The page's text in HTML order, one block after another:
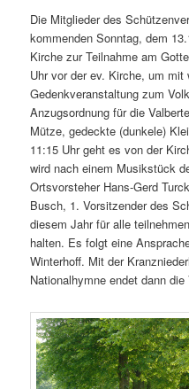
Die Mitglieder des
kommenden Sonntag, dem
Kirche zur Teilnahme am
Uhr vor der ev. Kirche, um mit
Gedenkveranstaltung zum
Anzugsordnung für die
Mütze, gedeckte (dunkele)
11:15 Uhr geht es von der
wird nach einem Musikstück
Ortsvorsteher Hans-Gerd
Busch, 1. Vorsitzender des
diesem Jahr für alle
halten. Es folgt eine
Winterhoff. Mit der
Nationalhymne endet dann die